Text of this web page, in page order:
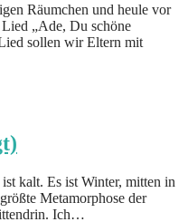
Räumchen und heule vor
„Ade, Du schöne
sollen wir Eltern mit
kalt. Es ist Winter, mitten in
Metamorphose der
Ich…